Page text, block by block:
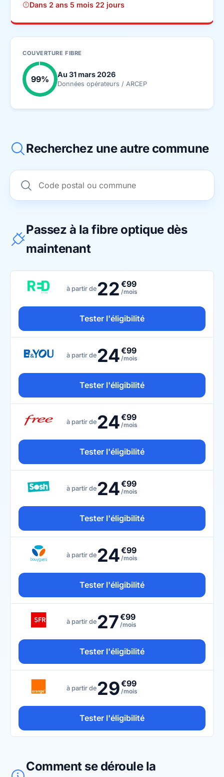
Dans 2 ans 5 mois 22 jours
COUVERTURE FIBRE
99% Au 31 mars 2026
Données opérateurs / ARCEP
Recherchez une autre commune
Passez à la fibre optique dès
maintenant
à partir de 22 €99
/mois
Tester l'éligibilité
à partir de 24€99
/mois
Tester l'éligibilité
à partir de 24€99
/mois
Tester l'éligibilité
à partir de 24€99
/mois
Tester l'éligibilité
à partir de 24€99
/mois
Tester l'éligibilité
à partir de 27€99
/mois
Tester l'éligibilité
à partir de 29€99
/mois
Tester l'éligibilité
Comment se déroule la